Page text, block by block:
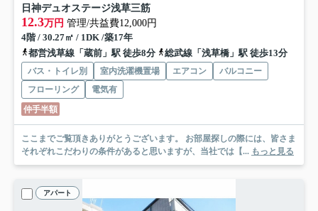
日神デュオステージ浅草三筋
12.3万円 管理/共益費12,000円
4階 / 30.27㎡ / 1DK /築17年
都営浅草線「蔵前」駅 徒歩8分
総武線「浅草橋」駅 徒歩13分
バス・トイレ別 室内洗濯機置場 エアコン
バルコニー
フローリング
電気有
仲手半額
ここまでご覧頂きありがとうございます。 お部屋探しの際には、皆さま
それぞれこだわりの条件があると思いますが、当社では【... もっと見る
アパート